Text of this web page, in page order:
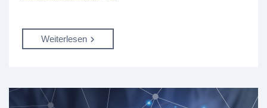
Weiterlesen